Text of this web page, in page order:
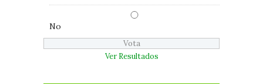
No
Ver Resultados